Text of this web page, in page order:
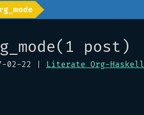
post)
02-22 | Literate Org-Haskell